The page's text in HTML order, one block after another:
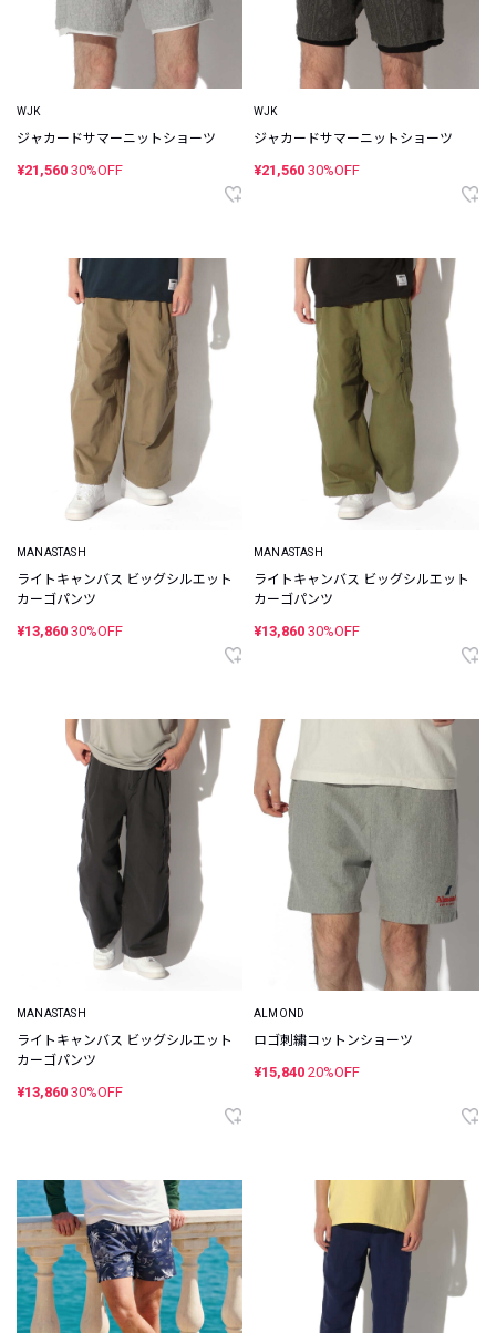
WJK
ジャカードサマーニットショーツ
¥21,560 30%OFF
WJK
ジャカードサマーニットショーツ
¥21,560 30%OFF
MANASTASH
ライトキャンバス ビッグシルエット
カーゴパンツ
¥13,860 30%OFF
MANASTASH
ライトキャンバス ビッグシルエット
カーゴパンツ
¥13,860 30%OFF
MANASTASH
ライトキャンバス ビッグシルエット
カーゴパンツ
¥13,860 30%OFF
ALMOND
ロゴ刺繍コットンショーツ
¥15,840 20%OFF